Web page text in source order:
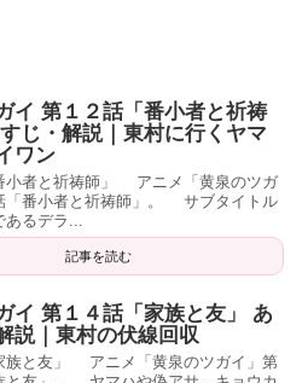
イ 第１２話「番小者と祈祷
じ・解説｜東村に行くヤマ
ワン
小者と祈祷師」 アニメ「黄泉のツガ
「番小者と祈祷師」。 サブタイトル
るデラ...
記事を読む
イ 第１４話「家族と友」 あ
説｜東村の伏線回収
族と友」 アニメ「黄泉のツガイ」第